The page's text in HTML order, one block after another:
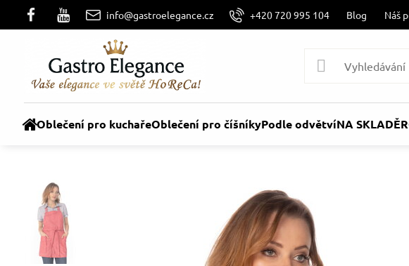
info@gastroelegance.cz +420 720 995 104 Blog Náš
Oblečení pro kuchařeOblečení pro číšníkyPodle odvětvíNA SKLADĚ